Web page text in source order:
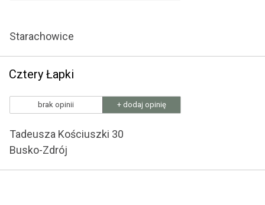
Starachowice
Cztery Łapki
brak opinii + dodaj opinię
Tadeusza Kościuszki 30
Busko-Zdrój